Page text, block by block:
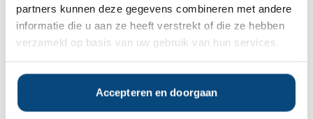
partners kunnen deze gegevens combineren met andere
informatie die u aan ze heeft verstrekt of die ze hebben
verzameld op basis van uw gebruik van hun services.
Accepteren en doorgaan
aantal actieve vermogensbeheerders het beter dan
gemiddeld gedaan, terwijl eerder passief vermogensbeheer
de beste prestaties liet zien. Over meer dan de helft van de
zeventig vermogensbeheerders die wij vergelijken, kan je
bij zowel een positieve als negatieve markt.”